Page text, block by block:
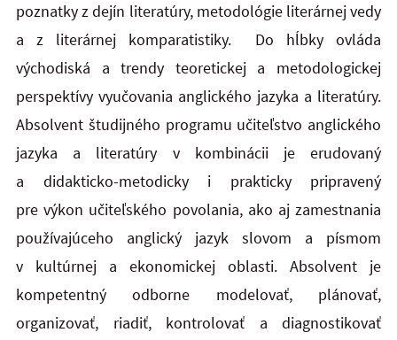
poznatky z dejín literatúry, metodológie literárnej vedy
a z literárnej komparatistiky. Do hĺbky ovláda
východiská a trendy teoretickej a metodologickej
perspektívy vyučovania anglického jazyka a literatúry.
Absolvent študijného programu učiteľstvo anglického
jazyka a literatúry v kombinácii je erudovaný
a didakticko-metodicky i prakticky pripravený
pre výkon učiteľského povolania, ako aj zamestnania
používajúceho anglický jazyk slovom a písmom
v kultúrnej a ekonomickej oblasti. Absolvent je
kompetentný odborne modelovať, plánovať,
organizovať, riadiť, kontrolovať a diagnostikovať